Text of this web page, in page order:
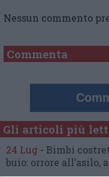
Nessun commento
Commenta
Gli articoli più
24 Lug - Bimbi
buio: orrore all’asilo,